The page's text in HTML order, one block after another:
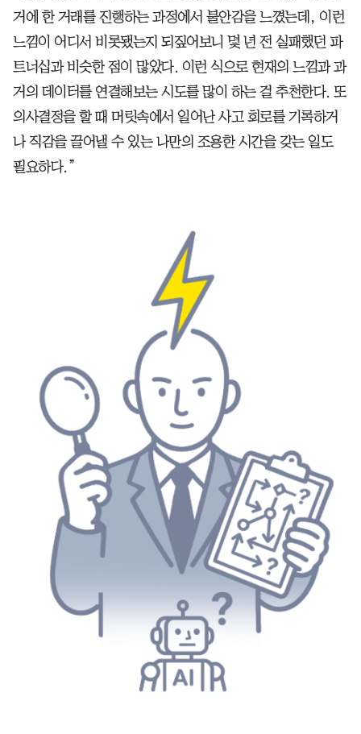
거에 한 거래를 진행하는 과정에서 불안감을 느꼈는데, 이런
느낌이 어디서 비롯됐는지 되짚어보니 몇 년 전 실패했던 파
트너십과 비슷한 점이 많았다. 이런 식으로 현재의 느낌과 과
거의 데이터를 연결해보는 시도를 많이 하는 걸 추천한다. 또
의사결정을 할 때 머릿속에서 일어난 사고 회로를 기록하거
나 직감을 끌어낼 수 있는 나만의 조용한 시간을 갖는 일도
필요하다.”